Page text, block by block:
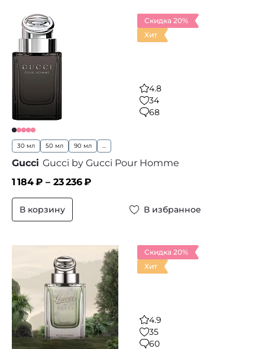
Скидка 20%
Хит
4.8
34
68
30 мл 50 мл 90 мл ...
Gucci Gucci by Gucci Pour Homme
1 184₽ – 23 236₽
В корзину В избранное
Скидка 20%
Хит
4.9
35
60